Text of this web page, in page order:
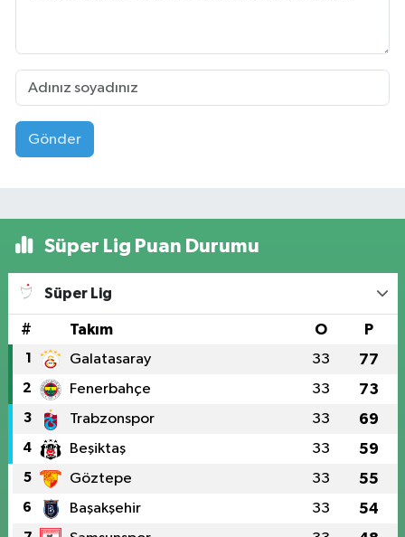
Gönder
Süper Lig Puan Durumu
Süper Lig
# Takım O P
1 Galatasaray 33 77
2 Fenerbahçe 33 73
3 Trabzonspor 33 69
4 Beşiktaş 33 59
5 Göztepe 33 55
6 Başakşehir 33 54